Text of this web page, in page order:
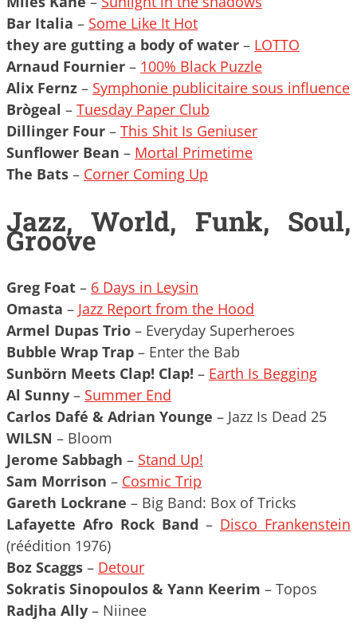
Bar Italia – Some Like It Hot
they are gutting a body of water – LOTTO
Arnaud Fournier – 100% Black Puzzle
Alix Fernz – Symphonie publicitaire sous influence
Brògeal – Tuesday Paper Club
Dillinger Four – This Shit Is Geniuser
Sunflower Bean – Mortal Primetime
The Bats – Corner Coming Up
Jazz, World, Funk, Soul,
Groove
Greg Foat – 6 Days in Leysin
Omasta – Jazz Report from the Hood
Armel Dupas Trio – Everyday Superheroes
Bubble Wrap Trap – Enter the Bab
Sunbörn Meets Clap! Clap! – Earth Is Begging
Al Sunny – Summer End
Carlos Dafé & Adrian Younge – Jazz Is Dead 25
WILSN – Bloom
Jerome Sabbagh – Stand Up!
Sam Morrison – Cosmic Trip
Gareth Lockrane – Big Band: Box of Tricks
Lafayette Afro Rock Band – Disco Frankenstein
(réédition 1976)
Boz Scaggs – Detour
Sokratis Sinopoulos & Yann Keerim – Topos
Radjha Ally – Niinee